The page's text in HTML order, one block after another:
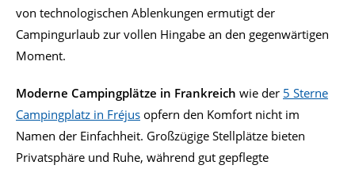
von technologischen Ablenkungen ermutigt der
Campingurlaub zur vollen Hingabe an den gegenwärtigen
Moment.
Moderne Campingplätze in Frankreich wie der 5 Sterne
Campingplatz in Fréjus opfern den Komfort nicht im
Namen der Einfachheit. Großzügige Stellplätze bieten
Privatsphäre und Ruhe, während gut gepflegte